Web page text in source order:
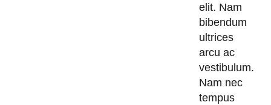
elit. Nam
bibendum
ultrices
arcu ac
vestibulum.
Nam nec
tempus